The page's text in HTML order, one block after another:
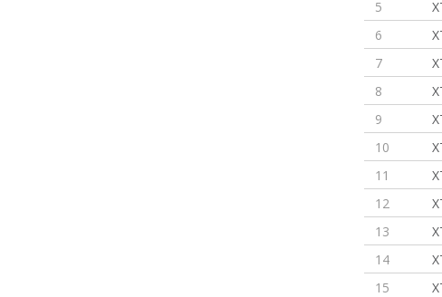
5
6
7
8
9
10
11
12
13
14
15